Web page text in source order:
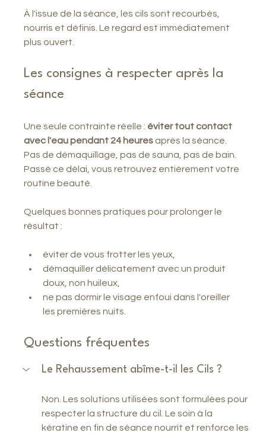
À l'issue de la séance, les cils sont recourbés,
nourris et définis. Le regard est immédiatement
plus ouvert.
Les consignes à respecter après la
séance
Une seule contrainte réelle : éviter tout contact
avec l'eau pendant 24 heures après la séance.
Pas de démaquillage, pas de sauna, pas de bain.
Passé ce délai, vous retrouvez entièrement votre
routine beauté.
Quelques bonnes pratiques pour prolonger le
résultat :
éviter de vous frotter les yeux,
démaquiller délicatement avec un produit
doux, non huileux,
ne pas dormir le visage enfoui dans l'oreiller
les premières nuits.
Questions fréquentes
Le Rehaussement abîme-t-il les Cils ?
Non. Les solutions utilisées sont formulées pour
respecter la structure du cil. Le soin à la
kératine en fin de séance nourrit et renforce les